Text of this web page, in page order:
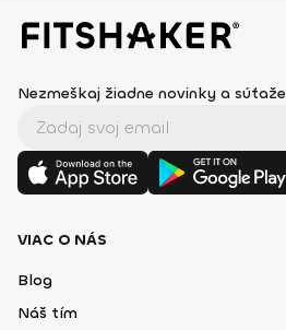
Nezmeškaj žiadne novinky a súťaže
VIAC O NÁS
Blog
Náš tím